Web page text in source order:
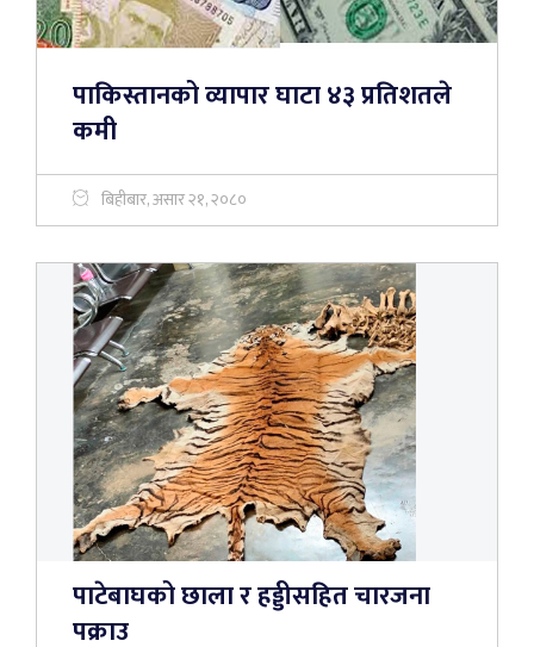
पाकिस्तानको व्यापार घाटा ४३ प्रतिशतले
कमी
बिहीबार, असार २१, २०८०
पाटेबाघको छाला र हड्डीसहित चारजना
पक्राउ